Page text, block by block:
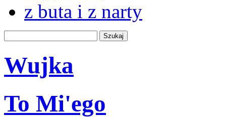
z buta i z narty
Wujka
To Mi'ego